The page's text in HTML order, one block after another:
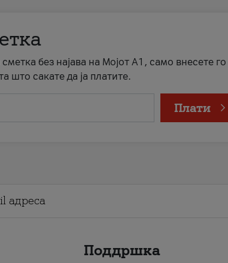
без најава на Мојот А1, само внесете го
што сакате да ја платите.
Плати
Поддршка